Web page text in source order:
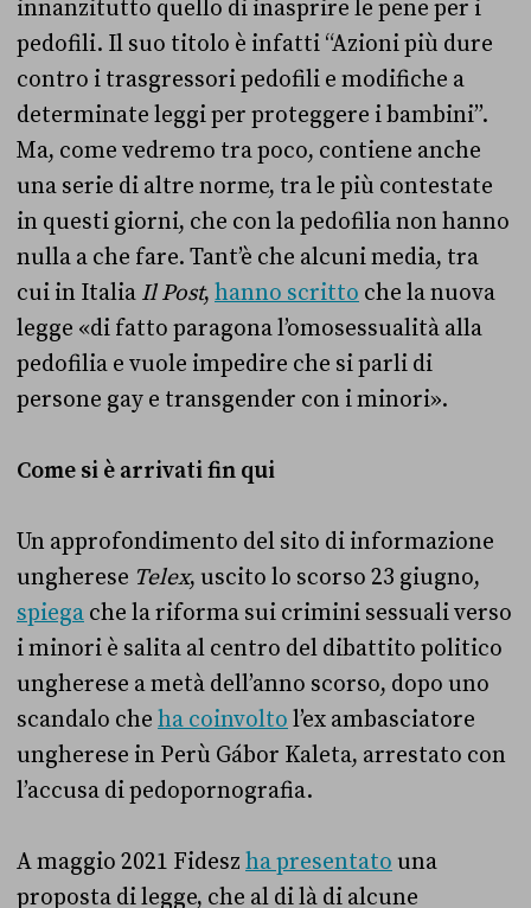
innanzitutto quello di inasprire le pene per i
pedofili. Il suo titolo è infatti “Azioni più dure
contro i trasgressori pedofili e modifiche a
determinate leggi per proteggere i bambini”.
Ma, come vedremo tra poco, contiene anche
una serie di altre norme, tra le più contestate
in questi giorni, che con la pedofilia non hanno
nulla a che fare. Tant’è che alcuni media, tra
cui in Italia Il Post, hanno scritto che la nuova
legge «di fatto paragona l’omosessualità alla
pedofilia e vuole impedire che si parli di
persone gay e transgender con i minori».
Come si è arrivati fin qui
Un approfondimento del sito di informazione
ungherese Telex, uscito lo scorso 23 giugno,
spiega che la riforma sui crimini sessuali verso
i minori è salita al centro del dibattito politico
ungherese a metà dell’anno scorso, dopo uno
scandalo che ha coinvolto l’ex ambasciatore
ungherese in Perù Gábor Kaleta, arrestato con
l’accusa di pedopornografia.
A maggio 2021 Fidesz ha presentato una
proposta di legge, che al di là di alcune